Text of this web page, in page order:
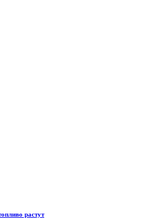
растут